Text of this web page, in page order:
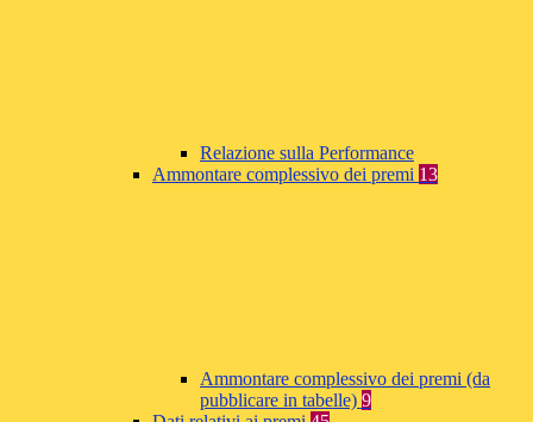
Relazione sulla Performance
Ammontare complessivo dei premi 13
Ammontare complessivo dei premi (da
pubblicare in tabelle) 9